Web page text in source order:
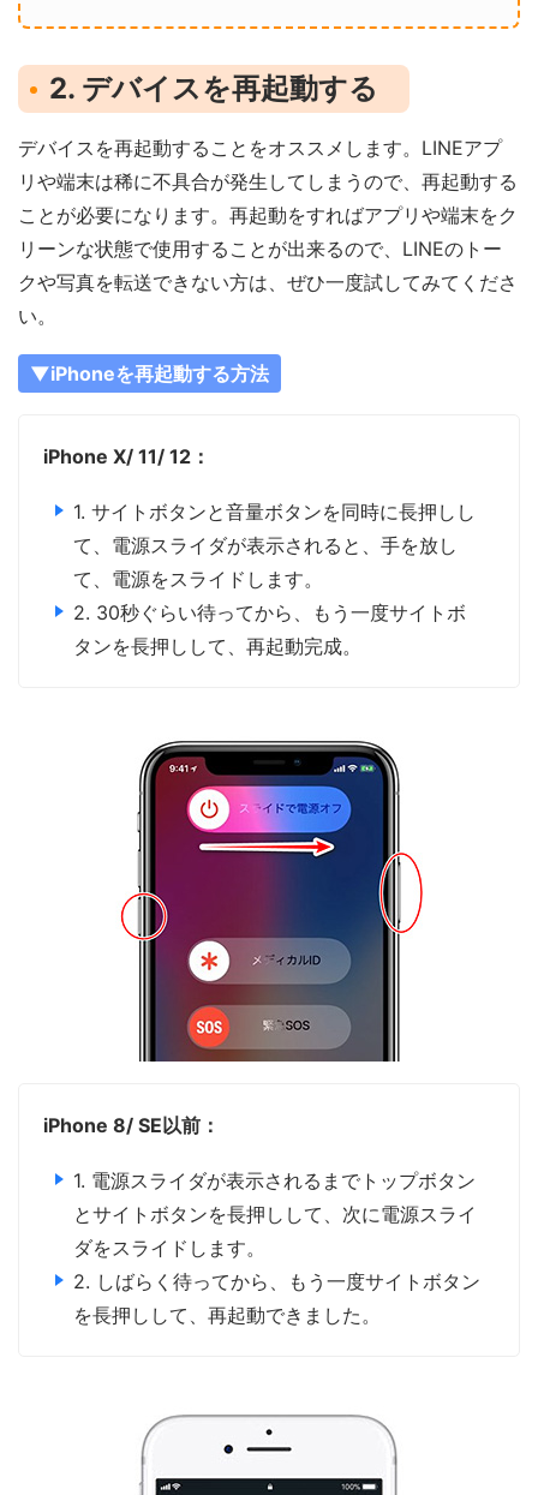
2. デバイスを再起動する
デバイスを再起動することをオススメします。LINEアプ
リや端末は稀に不具合が発生してしまうので、再起動する
ことが必要になります。再起動をすればアプリや端末をク
リーンな状態で使用することが出来るので、LINEのトー
クや写真を転送できない方は、ぜひ一度試してみてくださ
い。
▼iPhoneを再起動する方法
iPhone X/ 11/ 12：
1. サイトボタンと音量ボタンを同時に長押しし
て、電源スライダが表示されると、手を放し
て、電源をスライドします。
2. 30秒ぐらい待ってから、もう一度サイトボ
タンを長押しして、再起動完成。
iPhone 8/ SE以前：
1. 電源スライダが表示されるまでトップボタン
とサイトボタンを長押しして、次に電源スライ
ダをスライドします。
2. しばらく待ってから、もう一度サイトボタン
を長押しして、再起動できました。